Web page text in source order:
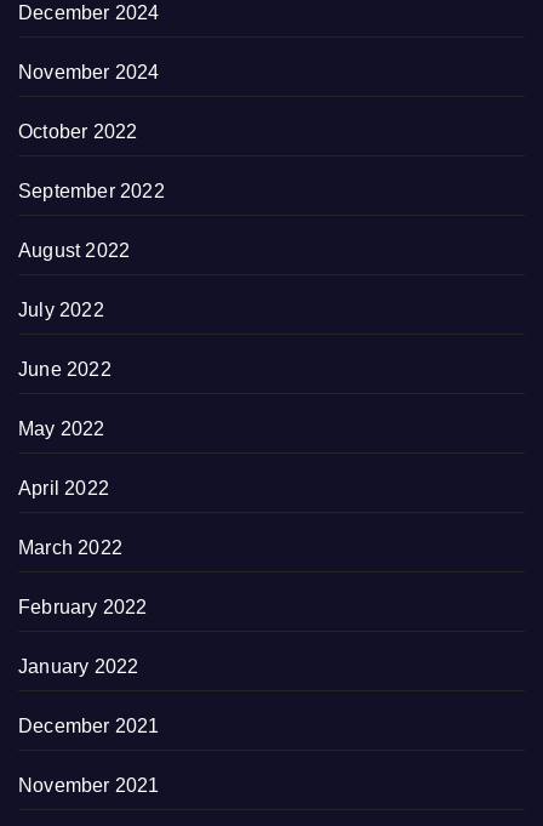
December 2024
November 2024
October 2022
September 2022
August 2022
July 2022
June 2022
May 2022
April 2022
March 2022
February 2022
January 2022
December 2021
November 2021